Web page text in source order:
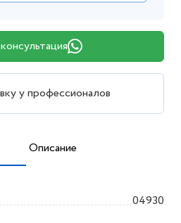
у профессионалов
Описание
04930